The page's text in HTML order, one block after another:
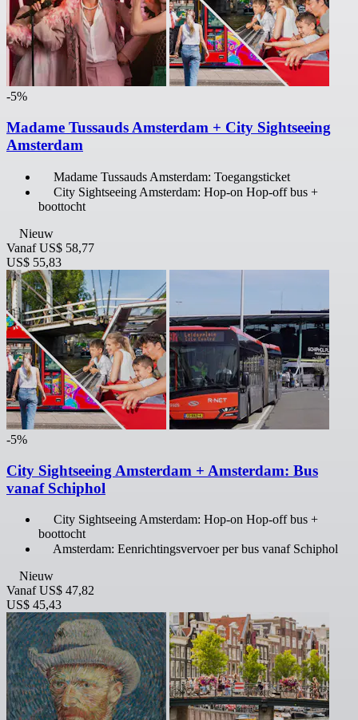
-5%
Madame Tussauds Amsterdam + City Sightseeing
Amsterdam
Madame Tussauds Amsterdam: Toegangsticket
City Sightseeing Amsterdam: Hop-on Hop-off bus +
boottocht
Nieuw
Vanaf US$ 58,77
US$ 55,83
-5%
City Sightseeing Amsterdam + Amsterdam: Bus
vanaf Schiphol
City Sightseeing Amsterdam: Hop-on Hop-off bus +
boottocht
Amsterdam: Eenrichtingsvervoer per bus vanaf Schiphol
Nieuw
Vanaf US$ 47,82
US$ 45,43